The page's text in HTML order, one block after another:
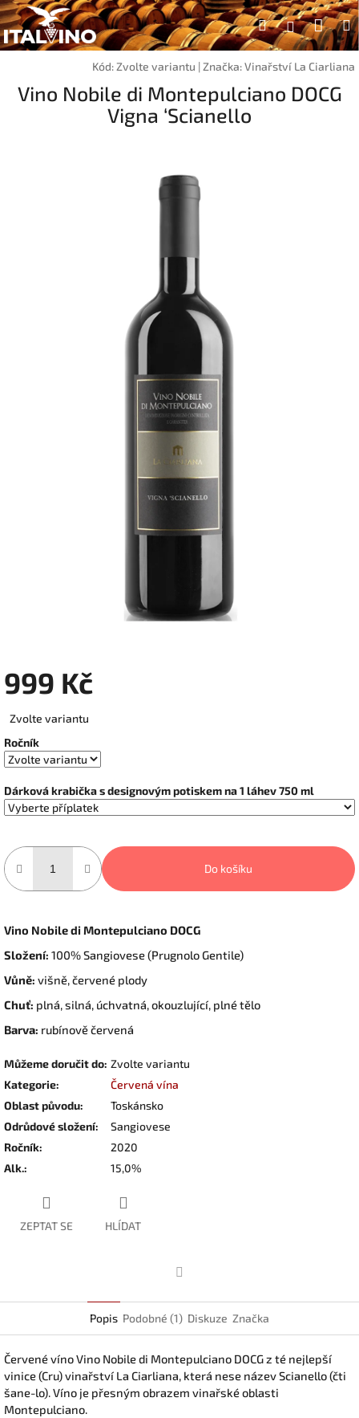
Přejít
na
obsah
Hledat
Kód:Zvolte variantu |Značka:Vinařství La Ciarliana
Vino Nobile di Montepulciano DOCG
Vigna ‘Scianello
999 Kč
cena:
Zvolte variantu
Ročník
Dárková krabička s designovým potiskem na 1 láhev 750 ml
Do košíku
Vino Nobile di Montepulciano DOCG
Složení: 100% Sangiovese (Prugnolo Gentile)
Vůně: višně, červené plody
Chuť: plná, silná, úchvatná, okouzlující, plné tělo
Barva: rubínově červená
Můžeme doručit do: Zvolte variantu
Kategorie:
Červená vína
Oblast původu:
Toskánsko
Odrůdové složení:
Sangiovese
Ročník:
2020
Alk.: 15,0%
ZEPTAT SE HLÍDAT
Popis Podobné (1) Diskuze Značka
Červené víno Vino Nobile di Montepulciano DOCG z té nejlepší
vinice (Cru) vinařství La Ciarliana, která nese název Scianello (čti
šane-lo). Víno je přesným obrazem vinařské oblasti
Montepulciano.